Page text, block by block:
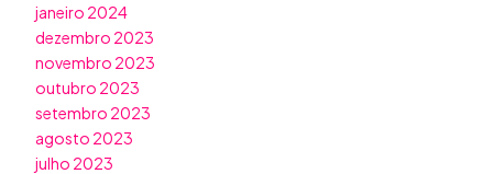
janeiro 2024
dezembro 2023
novembro 2023
outubro 2023
setembro 2023
agosto 2023
julho 2023